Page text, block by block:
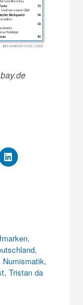
,
,
Numismatik,
,Tristan da